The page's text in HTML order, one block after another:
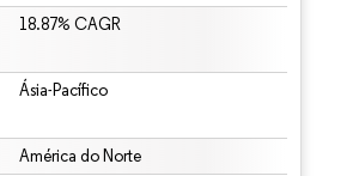
18.87% CAGR
Ásia-Pacífico
América do Norte